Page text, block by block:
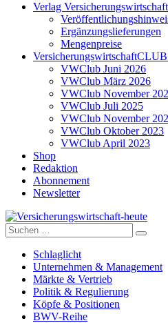
Verlag Versicherungswirtschaft
Ergänzungslieferungen
Mengenpreise
VWClub Juni 2026
VWClub März 2026
VWClub November
VWClub Juli 2025
VWClub November
VWClub Oktober 2023
VWClub April 2023
Shop
Redaktion
Abonnement
Newsletter
Versicherungswirtschaft-heute
Suche
nach:
Schlaglicht
Unternehmen & Management
Märkte & Vertrieb
Politik & Regulierung
Köpfe & Positionen
BWV-Reihe